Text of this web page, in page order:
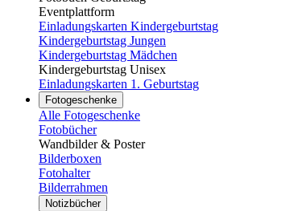
Eventplattform
Einladungskarten Kindergeburtstag
Kindergeburtstag Jungen
Kindergeburtstag Mädchen
Kindergeburtstag Unisex
Einladungskarten 1. Geburtstag
Fotogeschenke
Alle Fotogeschenke
Fotobücher
Wandbilder & Poster
Bilderboxen
Fotohalter
Bilderrahmen
Notizbücher